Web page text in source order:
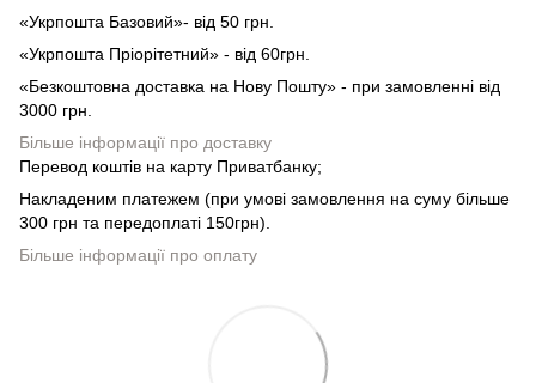
«Укрпошта Базовий»- від 50 грн.
«Укрпошта Пріорітетний» - від 60грн.
«Безкоштовна доставка на Нову Пошту» - при замовленні від
3000 грн.
Більше інформації про доставку
Перевод коштів на карту Приватбанку;
Накладеним платежем (при умові замовлення на суму більше
300 грн та передоплаті 150грн).
Більше інформації про оплату